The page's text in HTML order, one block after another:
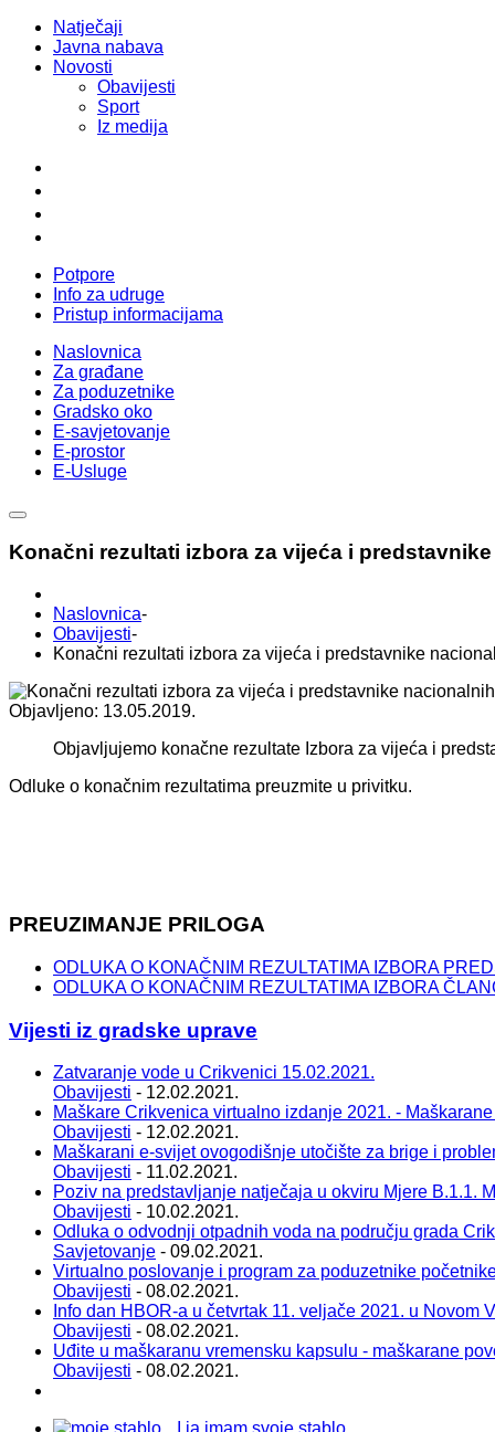
Natječaji
Javna nabava
Novosti
Obavijesti
Sport
Iz medija
Potpore
Info za udruge
Pristup informacijama
Naslovnica
Za građane
Za poduzetnike
Gradsko oko
E-savjetovanje
E-prostor
E-Usluge
Konačni rezultati izbora za vijeća i
Naslovnica-
Obavijesti-
Konačni rezultati izbora za vijeća i predstavnike
Objavljeno: 13.05.2019.
Objavljujemo konačne rezultate Izbora za vijeća i
Odluke o konačnim rezultatima preuzmite u privitku.
PREUZIMANJE PRILOGA
ODLUKA O KONAČNIM REZULTATIMA IZBORA
ODLUKA O KONAČNIM REZULTATIMA IZBORA
Vijesti iz gradske uprave
Zatvaranje vode u Crikvenici 15.02.2021.
Obavijesti - 12.02.2021.
Maškare Crikvenica virtualno izdanje 2021. -
Obavijesti - 12.02.2021.
Maškarani e-svijet ovogodišnje utočište za brige i
Obavijesti - 11.02.2021.
Poziv na predstavljanje natječaja u okviru Mjere B.1.1.
Obavijesti - 10.02.2021.
Odluka o odvodnji otpadnih voda na području grada
Savjetovanje - 09.02.2021.
Virtualno poslovanje i program za poduzetnike
Obavijesti - 08.02.2021.
Info dan HBOR-a u četvrtak 11. veljače 2021. u Novom
Obavijesti - 08.02.2021.
Uđite u maškaranu vremensku kapsulu - maškarane
Obavijesti - 08.02.2021.